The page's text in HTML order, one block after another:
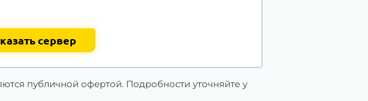
сервер
публичной офертой. Подробности уточняйте у